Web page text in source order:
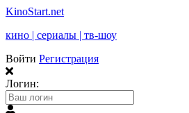
KinoStart.net
кино | сериалы | тв-шоу
Войти Регистрация
Логин: